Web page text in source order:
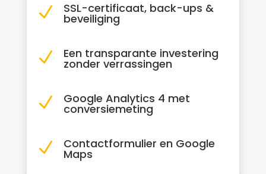
N SSL-certificaat, back-ups &
beveiliging
N Een transparante investering
zonder verrassingen
N Google Analytics 4 met
conversiemeting
N Contactformulier en Google
Maps